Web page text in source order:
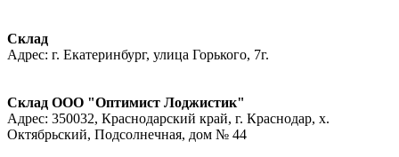
Склад
Адрес: г. Екатеринбург, улица Горького, 7г.
Склад ООО "Оптимист Лоджистик"
Адрес: 350032, Краснодарский край, г. Краснодар, х.
Октябрьский, Подсолнечная, дом № 44